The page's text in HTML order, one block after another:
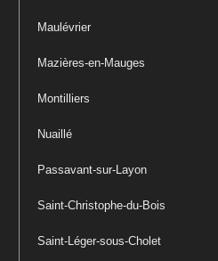
Maulévrier
Mazières-en-Mauges
Montilliers
Nuaillé
Passavant-sur-Layon
Saint-Christophe-du-Bois
Saint-Léger-sous-Cholet